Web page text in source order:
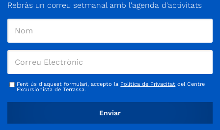
Rebràs un correu setmanal amb l'agenda d'activitats
Fent ús d'aquest formulari, accepto la Política de Privacitat del Centre
Excursionista de Terrassa.